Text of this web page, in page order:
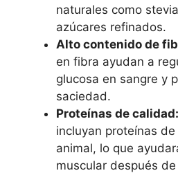
naturales como
azúcares refinados.
Alto contenido de
en fibra ayudan a
glucosa en sangre y
saciedad.
Proteínas de calidad:
incluyan proteínas
animal, lo que
muscular después